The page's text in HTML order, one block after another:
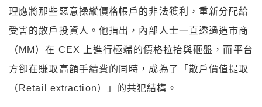
理應將那些惡意操縱價格帳戶的非法獲利，重新分配給
受害的散戶投資人。他指出，內部人士一直透過造市商
（MM）在 CEX 上進行極端的價格拉抬與砸盤，而平台
方卻在賺取高額手續費的同時，成為了「散戶價值提取
（Retail extraction）」的共犯結構。